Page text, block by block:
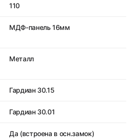
110
МДФ-панель 16мм
Металл
Гардиан 30.15
Гардиан 30.01
Да (встроена в осн.замок)